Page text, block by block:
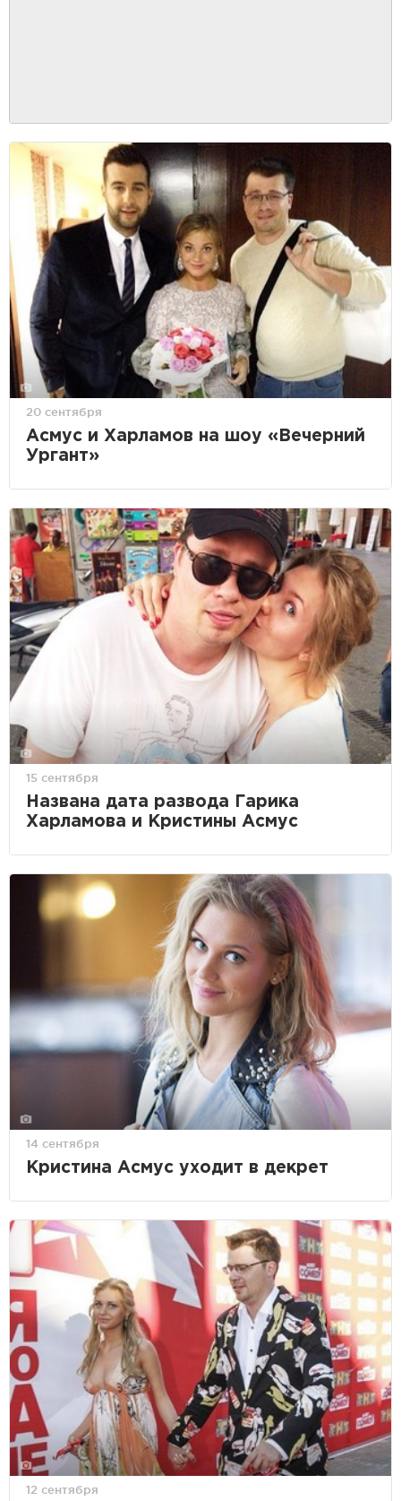
20 сентября
Асмус и Харламов на шоу «Вечерний
Ургант»
15 сентября
Названа дата развода Гарика
Харламова и Кристины Асмус
14 сентября
Кристина Асмус уходит в декрет
12 сентября